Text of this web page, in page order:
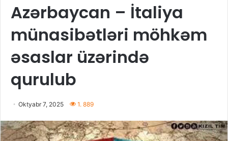
Azərbaycan – İtaliya
münasibətləri möhkəm
əsaslar üzərində
qurulub
Oktyabr 7, 2025 1. 889